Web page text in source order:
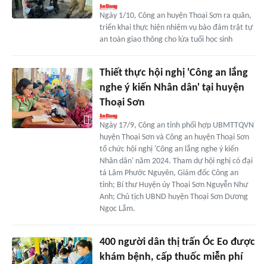
Ngày 1/10, Công an huyện Thoại Sơn ra quân,
triển khai thực hiện nhiệm vụ bảo đảm trật tự
an toàn giao thông cho lứa tuổi học sinh
Thiết thực hội nghị 'Công an lắng
nghe ý kiến Nhân dân' tại huyện
Thoại Sơn
Ngày 17/9, Công an tỉnh phối hợp UBMTTQVN
huyện Thoại Sơn và Công an huyện Thoại Sơn
tổ chức hội nghị 'Công an lắng nghe ý kiến
Nhân dân' năm 2024. Tham dự hội nghị có đại
tá Lâm Phước Nguyên, Giám đốc Công an
tỉnh; Bí thư Huyện ủy Thoại Sơn Nguyễn Như
Anh; Chủ tịch UBND huyện Thoại Sơn Dương
Ngọc Lắm.
400 người dân thị trấn Óc Eo được
khám bệnh, cấp thuốc miễn phí